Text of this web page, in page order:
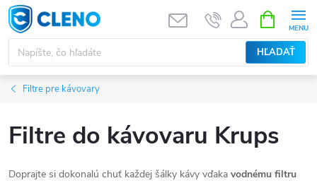
Prejsť
na
obsah
HĽADAŤ
KOŠÍK
Filtre pre kávovary
Filtre do kávovaru Krups
Doprajte si dokonalú chuť každej šálky kávy vďaka vodnému filtru